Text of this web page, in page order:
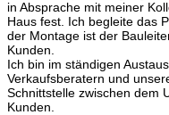
in Absprache mit meiner
Haus fest. Ich begleite das
der Montage ist der
Kunden.
Ich bin im ständigen
Verkaufsberatern und
Schnittstelle zwischen dem
Kunden.